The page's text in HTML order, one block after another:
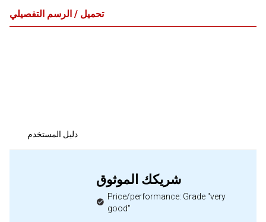
تحميل / الرسم التفصيلي
دليل المستخدم
شريكك الموثوق
Price/performance: Grade "very
good"